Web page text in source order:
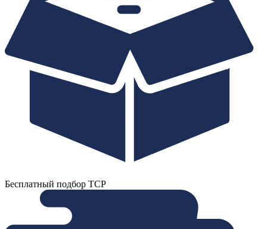
Бесплатный подбор ТСР